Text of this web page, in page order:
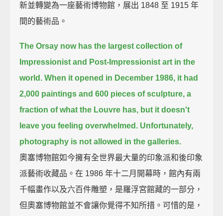
新並轉變為一座藝術博物館，展出 1848 至 1915 年
間的藝術品。
The Orsay now has the largest collection of
Impressionist and Post-Impressionist art in the
world. When it opened in December 1986, it had
2,000 paintings and 600 pieces of sculpture, a
fraction of what the Louvre has, but it doesn't
leave you feeling overwhelmed. Unfortunately,
photography is not allowed in the galleries.
奧塞博物館如今擁有全世界最大量的印象派和後印象
派藝術收藏品。在 1986 年十二月開幕時，館內有兩
千幅畫作以及六百件雕塑，是羅浮宮館藏的一部分，
但奧塞博物館並不會讓你覺得不知所措。可惜的是，